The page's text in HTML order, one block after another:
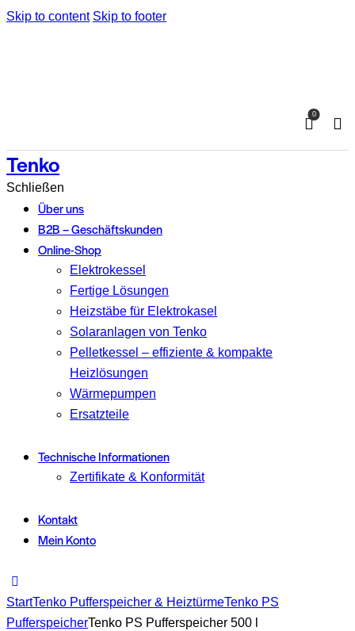
Skip to content Skip to footer
0
Tenko
Schließen
Über uns
B2B – Geschäftskunden
Online-Shop
Elektrokessel
Fertige Lösungen
Heizstäbe für Elektrokasel
Solaranlagen von Tenko
Pelletkessel – effiziente & kompakte
Heizlösungen
Wärmepumpen
Ersatzteile
Technische Informationen
Zertifikate & Konformität
Kontakt
Mein Konto
StartTenko Pufferspeicher & HeiztürmeTenko PS
PufferspeicherTenko PS Pufferspeicher 500 l